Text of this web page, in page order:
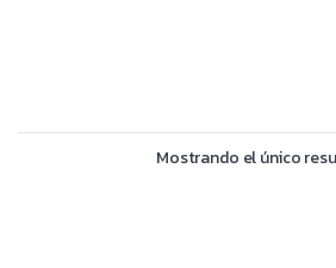
Mostrando el único